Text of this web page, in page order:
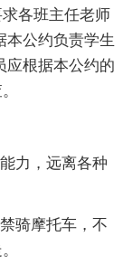
各班主任老师
本公约负责学生
应根据本公约的
力，远离各种
骑摩托车，不